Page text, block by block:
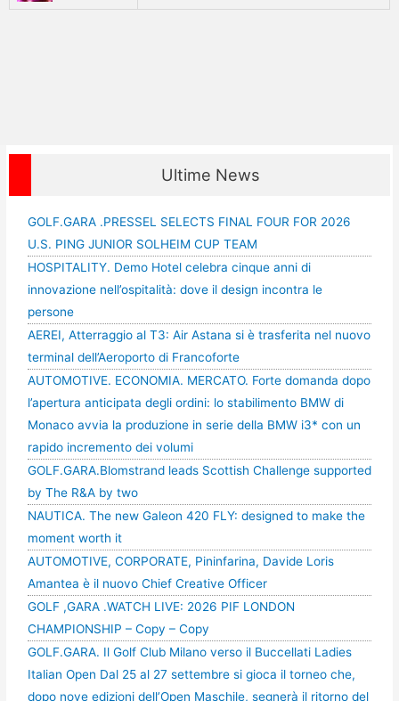
Ultime News
GOLF.GARA .PRESSEL SELECTS FINAL FOUR FOR 2026
U.S. PING JUNIOR SOLHEIM CUP TEAM
HOSPITALITY. Demo Hotel celebra cinque anni di
innovazione nell’ospitalità: dove il design incontra le
persone
AEREI, Atterraggio al T3: Air Astana si è trasferita nel nuovo
terminal dell’Aeroporto di Francoforte
AUTOMOTIVE. ECONOMIA. MERCATO. Forte domanda dopo
l’apertura anticipata degli ordini: lo stabilimento BMW di
Monaco avvia la produzione in serie della BMW i3* con un
rapido incremento dei volumi
GOLF.GARA.Blomstrand leads Scottish Challenge supported
by The R&A by two
NAUTICA. The new Galeon 420 FLY: designed to make the
moment worth it
AUTOMOTIVE, CORPORATE, Pininfarina, Davide Loris
Amantea è il nuovo Chief Creative Officer
GOLF ,GARA .WATCH LIVE: 2026 PIF LONDON
CHAMPIONSHIP – Copy – Copy
GOLF.GARA. Il Golf Club Milano verso il Buccellati Ladies
Italian Open Dal 25 al 27 settembre si gioca il torneo che,
dopo nove edizioni dell’Open Maschile, segnerà il ritorno del